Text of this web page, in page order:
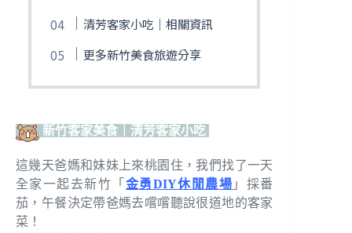
清芳客家小吃｜相關資訊
更多新竹美食旅遊分享
新竹客家美食｜清芳客家小吃
這幾天爸媽和妹妹上來桃園住，我們找了一天
全家一起去新竹「 金勇DIY休閒農場 」採番
茄，午餐決定帶爸媽去嚐嚐聽說很道地的客家
菜！